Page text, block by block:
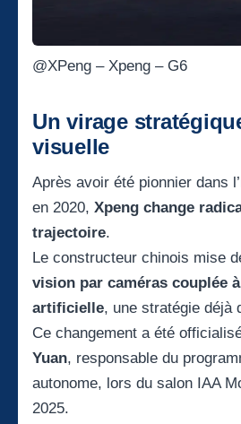
@XPeng – Xpeng – G6
Un virage
visuelle
Après avoir été pionnier dans
en 2020, Xpeng change
trajectoire.
Le constructeur chinois mise
vision par caméras couplée
artificielle, une stratégie déjà
Ce changement a été
Yuan, responsable du
autonome, lors du salon IAA
2025.